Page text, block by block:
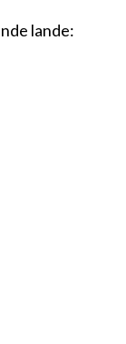
lande: